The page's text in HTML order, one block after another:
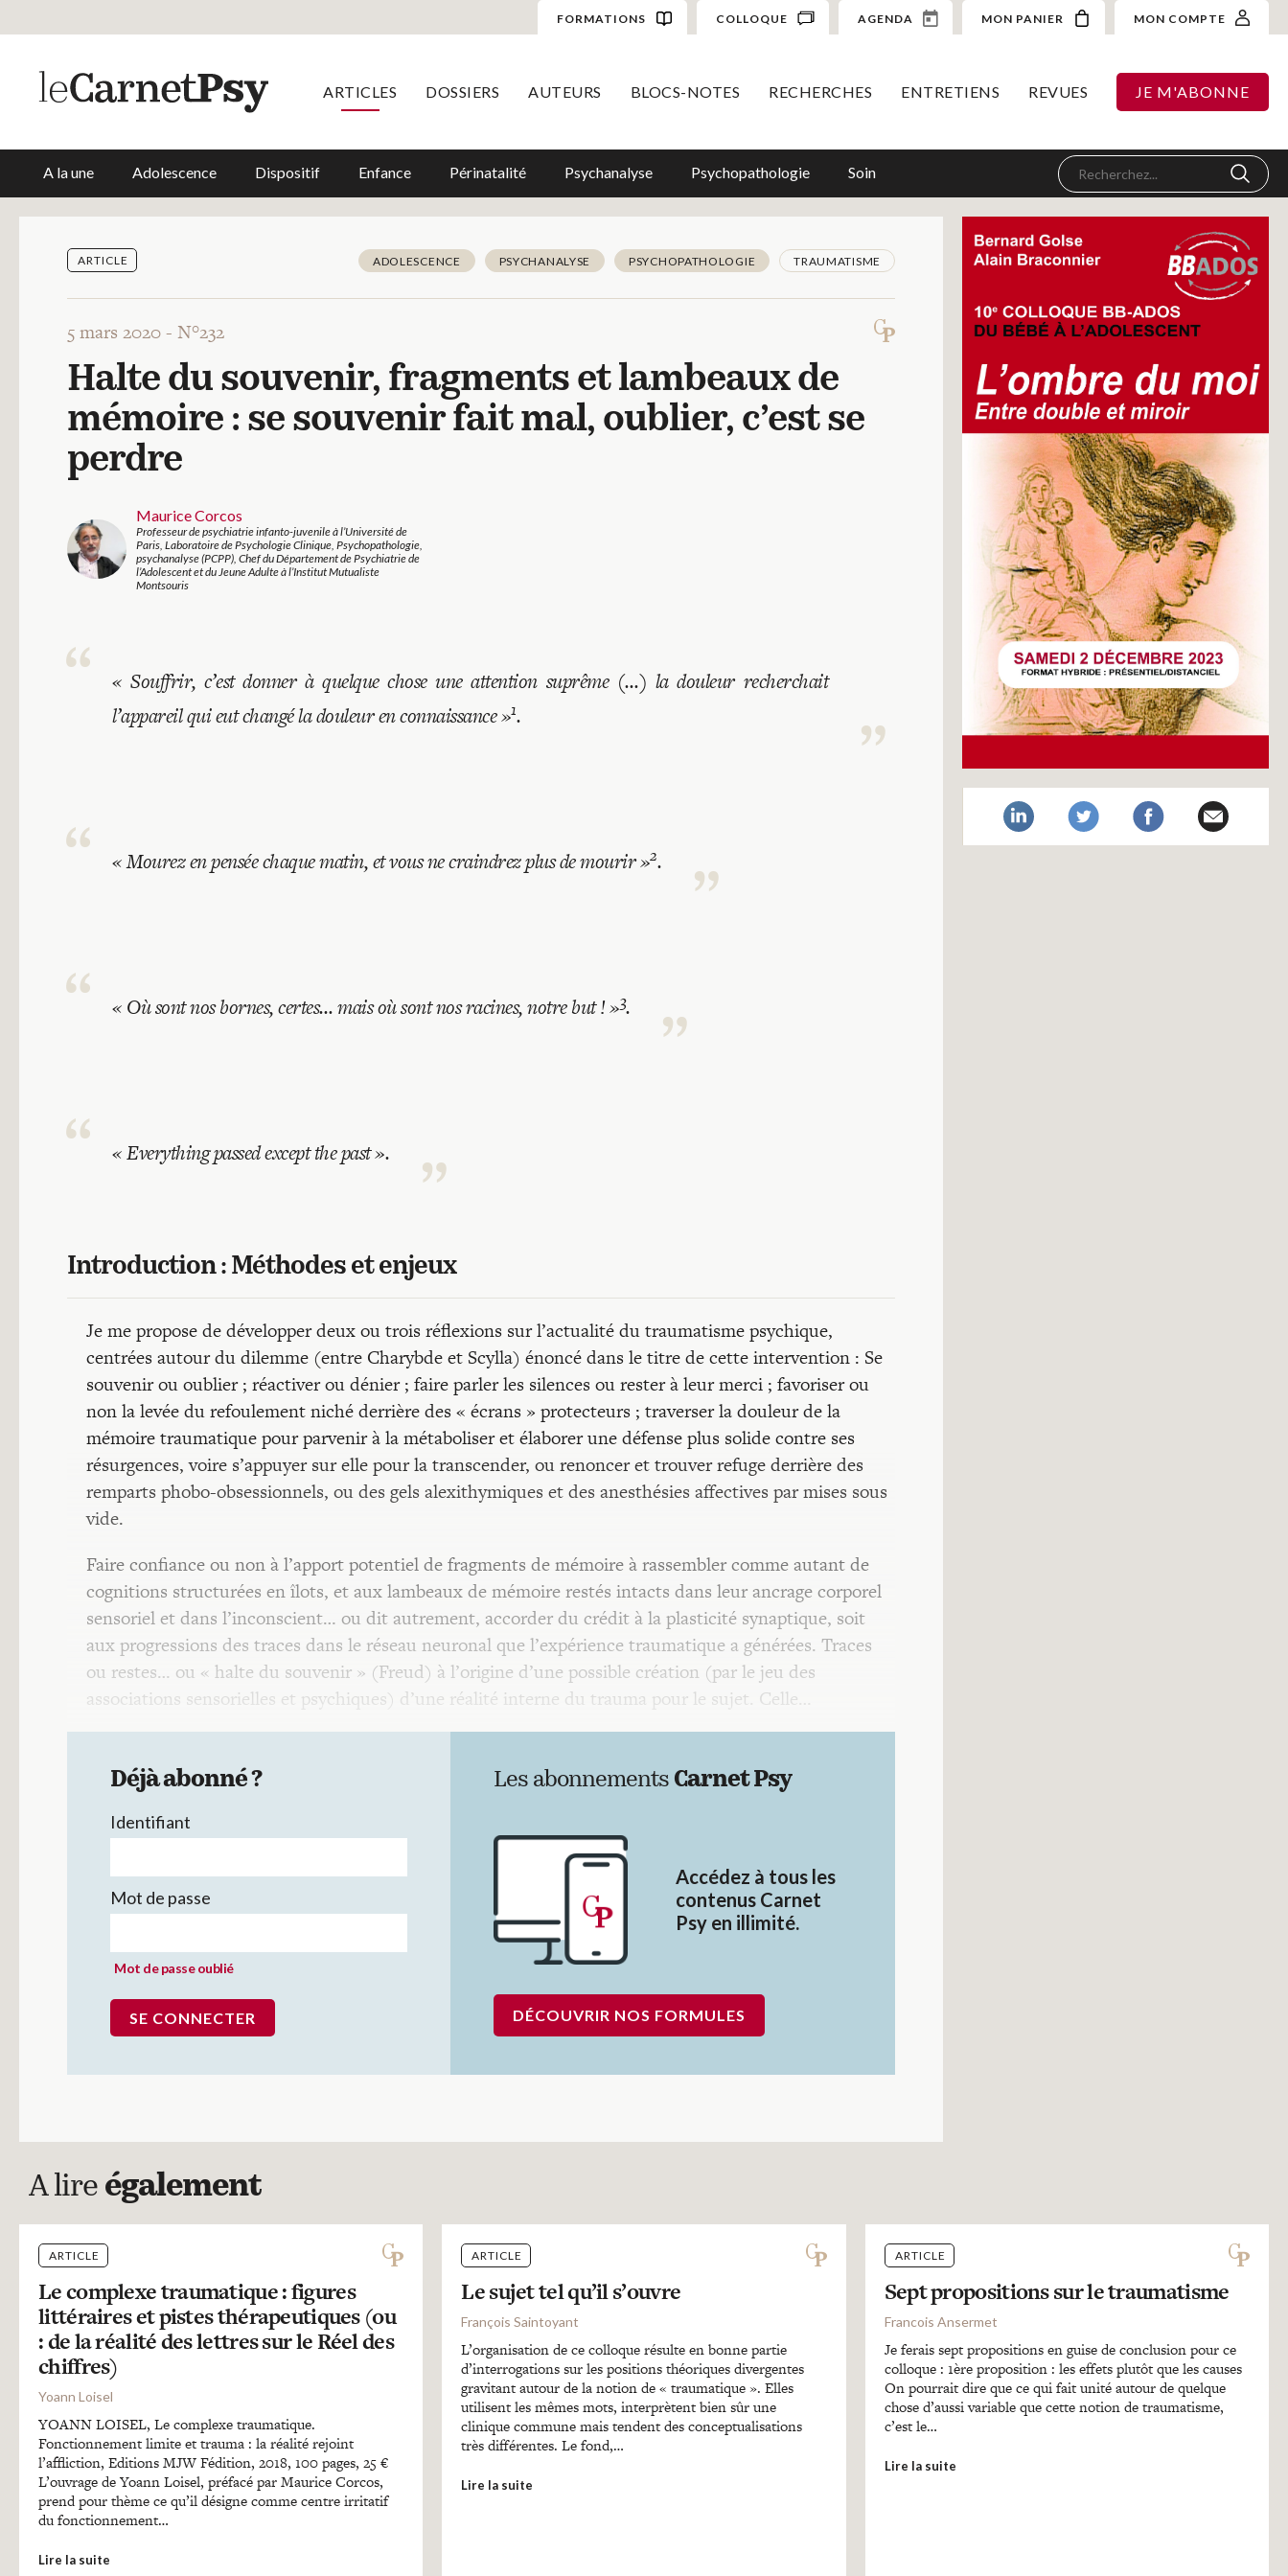
FORMATIONS COLLOQUE AGENDA MON PANIER MON COMPTE
ARTICLES DOSSIERS AUTEURS BLOCS-NOTES RECHERCHES ENTRETIENS REVUES JE M'ABONNE
A la une Adolescence Dispositif Enfance Périnatalité Psychanalyse Psychopathologie Soin
ARTICLE ADOLESCENCE PSYCHANALYSE PSYCHOPATHOLOGIE TRAUMATISME
5 mars 2020 - N°232
Halte du souvenir, fragments et lambeaux de
mémoire : se souvenir fait mal, oublier, c’est se
perdre
Maurice Corcos
Professeur de psychiatrie infanto-juvenile à l’Université de
Paris, Laboratoire de Psychologie Clinique, Psychopathologie,
psychanalyse (PCPP), Chef du Département de Psychiatrie de
l’Adolescent et du Jeune Adulte à l’Institut Mutualiste
Montsouris
«Souffrir, c’est donner à quelque chose une attention suprême (…) la douleur recherchait
l’appareil qui eut changé la douleur en connaissance»1.
«Mourez en pensée chaque matin, et vous ne craindrez plus de mourir»2.
« Où sont nos bornes, certes… mais où sont nos racines, notre but !»3.
«Everything passed except the past».
Introduction : Méthodes et enjeux
Je me propose de développer deux ou trois réflexions sur l’actualité du traumatisme psychique,
centrées autour du dilemme (entre Charybde et Scylla) énoncé dans le titre de cette intervention : Se
souvenir ou oublier ; réactiver ou dénier ; faire parler les silences ou rester à leur merci ; favoriser ou
non la levée du refoulement niché derrière des « écrans » protecteurs ; traverser la douleur de la
mémoire traumatique pour parvenir à la métaboliser et élaborer une défense plus solide contre ses
résurgences, voire s’appuyer sur elle pour la transcender, ou renoncer et trouver refuge derrière des
remparts phobo-obsessionnels, ou des gels alexithymiques et des anesthésies affectives par mises sous
vide.
Faire confiance ou non à l’apport potentiel de fragments de mémoire à rassembler comme autant de
cognitions structurées en îlots, et aux lambeaux de mémoire restés intacts dans leur ancrage corporel
sensoriel et dans l’inconscient… ou dit autrement, accorder du crédit à la plasticité synaptique, soit
aux progressions des traces dans le réseau neuronal que l’expérience traumatique a générées. Traces
ou restes… ou « halte du souvenir » (Freud) à l’origine d’une possible création (par le jeu des
associations sensorielles et psychiques) d’une réalité interne du trauma pour le sujet. Celle…
Déjà abonné ?
Identifiant
Mot de passe
Mot de passe oublié
Les abonnements Carnet Psy
Accédez à tous les
contenus Carnet
Psy en illimité.
DÉCOUVRIR NOS FORMULES
A lire également
ARTICLE
Le complexe traumatique : figures
littéraires et pistes thérapeutiques (ou
: de la réalité des lettres sur le Réel des
chiffres)
Yoann Loisel
YOANN LOISEL, Le complexe traumatique.
Fonctionnement limite et trauma : la réalité rejoint
l’affliction, Editions MJW Fédition, 2018, 100 pages, 25 €
L’ouvrage de Yoann Loisel, préfacé par Maurice Corcos,
prend pour thème ce qu’il désigne comme centre irritatif
du fonctionnement…
Lire la suite
ARTICLE
Le sujet tel qu’il s’ouvre
François Saintoyant
L’organisation de ce colloque résulte en bonne partie
d’interrogations sur les positions théoriques divergentes
gravitant autour de la notion de « traumatique ». Elles
utilisent les mêmes mots, interprètent bien sûr une
clinique commune mais tendent des conceptualisations
très différentes. Le fond,…
Lire la suite
ARTICLE
Sept propositions sur le traumatisme
Francois Ansermet
Je ferais sept propositions en guise de conclusion pour ce
colloque : 1ère proposition : les effets plutôt que les causes
On pourrait dire que ce qui fait unité autour de quelque
chose d’aussi variable que cette notion de traumatisme,
c’est le…
Lire la suite